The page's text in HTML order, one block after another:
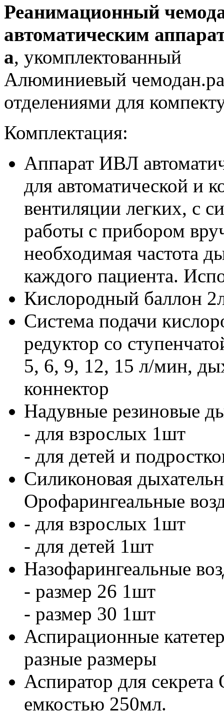
Реанимационный
автоматическим
a, укомплектованный
Алюминиевый
отделениями для
Комплектация:
Аппарат ИВЛ
для автоматической и
вентиляции легких, с
работы с прибором
необходимая частота
каждого пациента.
Кислородный баллон
Система подачи
редуктор со
5, 6, 9, 12, 15 л/мин,
коннектор
Надувные резиновые
- для взрослых 1шт
- для детей и
Силиконовая
Орофарингеальные
- для взрослых 1шт
- для детей 1шт
Назофарингеальные
- размер 26 1шт
- размер 30 1шт
Аспирационные
разные размеры
Аспиратор для
емкостью 250мл.